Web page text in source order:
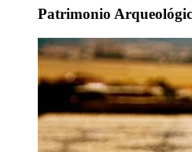
Patrimonio